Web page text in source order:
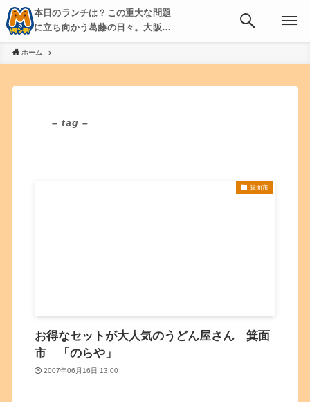
本日のランチは？この重大な問題
に立ち向かう葛藤の日々。大阪・
京都・神戸を中心とした食べ歩
き、飲み歩きを綴る。
ホーム
– tag –
箕面市
お得なセットが大人気のうどん屋さん 箕面
市 「のらや」
2007年06月16日 13:00